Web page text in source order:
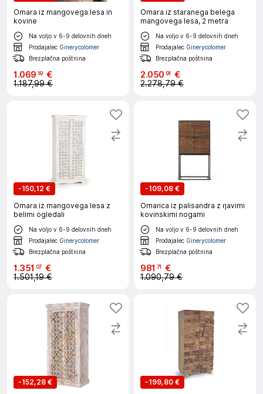
Omara iz mangovega lesa in
kovine
Na voljo v 6-9 delovnih dneh
Prodajalec Ginerycolomer
Brezplačna poštnina
1.069 19 €
1.187,99 €
Omara iz staranega belega
mangovega lesa, 2 metra
Na voljo v 6-9 delovnih dneh
Prodajalec Ginerycolomer
Brezplačna poštnina
2.050 91 €
2.278,79 €
-150,12 €
Omara iz mangovega lesa z
belimi ogledali
Na voljo v 6-9 delovnih dneh
Prodajalec Ginerycolomer
Brezplačna poštnina
1.351 07 €
1.501,19 €
-109,08 €
Omarica iz palisandra z rjavimi
kovinskimi nogami
Na voljo v 6-9 delovnih dneh
Prodajalec Ginerycolomer
Brezplačna poštnina
981 71 €
1.090,79 €
-152,28 €
-199,80 €